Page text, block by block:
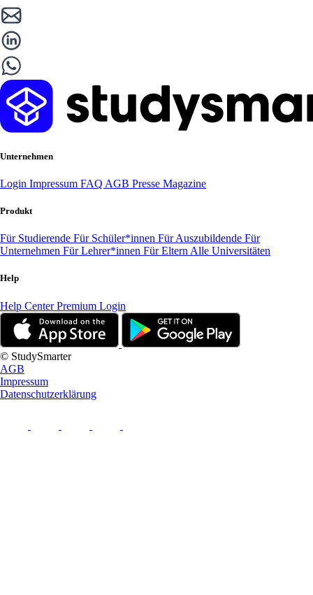
Unternehmen
Login Impressum FAQ AGB Presse Magazine
Produkt
Für Studierende Für Schüler*innen Für Auszubildende Für
Unternehmen Für Lehrer*innen Für Eltern Alle Universitäten
Help
Help CenterPremium Login
© StudySmarter
AGB
Impressum
Datenschutzerklärung